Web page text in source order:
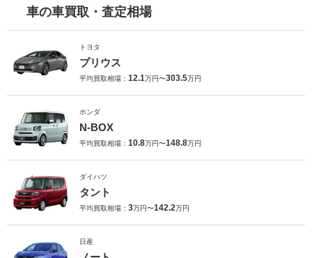
車の車買取・査定相場
トヨタ
プリウス
平均買取相場： 12.1万円〜303.5万円
ホンダ
N-BOX
平均買取相場： 10.8万円〜148.8万円
ダイハツ
タント
平均買取相場： 3万円〜142.2万円
日産